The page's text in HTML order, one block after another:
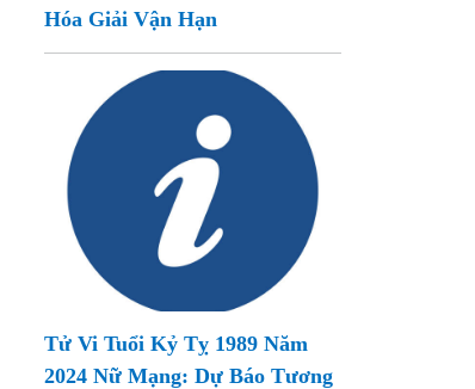
Hóa Giải Vận Hạn
Tử Vi Tuổi Kỷ Tỵ 1989 Năm
2024 Nữ Mạng: Dự Báo Tương